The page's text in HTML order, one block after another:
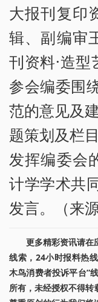
大报刊复印
辑、副编审
刊资料·造型
参会编委围
范的意见及
题策划及栏
发挥编委会
计学学术共
发言。（来
更多精彩资讯请在
线索，24小时报料热
木鸟消费者投诉平台”
所有，未经授权不得